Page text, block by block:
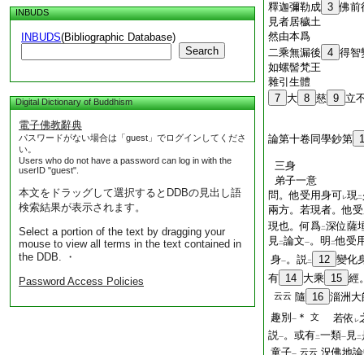
INBUDS
INBUDS(Bibliographic Database)
Search
Digital Dictionary of Buddhism
電子佛教辭典
パスワードがない場合は「guest」でログインしてくださ
い。
Users who do not have a password can log in with the
userID "guest".
本文をドラッグして選択するとDDBの見出し語
検索結果が表示されます。
Select a portion of the text by dragging your
mouse to view all terms in the text contained in
the DDB. ・
Password Access Policies
釋迦彌勒成 3 佛前
見者居穢土
然由本爲
二乘無漏後 4 得智
如螺髻梵王
雜引生體
7 大 8 慈 9 立
論第十卷同學鈔第
三身
弟子一意
問。他受用身可レ現二
兩方。若現者。他
現也。何爲二深位薩
見二論文一。明 二他受
身一。説二 12 變化
有 14 大乘 15 經
云云 隨 16 淄洲大
趣別 一 ＊ 文 若依 レ
説一。或有二一類一 見二
童子
云云 況佛地